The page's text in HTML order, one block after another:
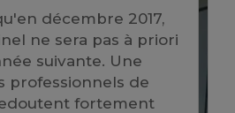
décembre 2017,
ne sera pas à priori
suivante. Une
professionnels de
fortement